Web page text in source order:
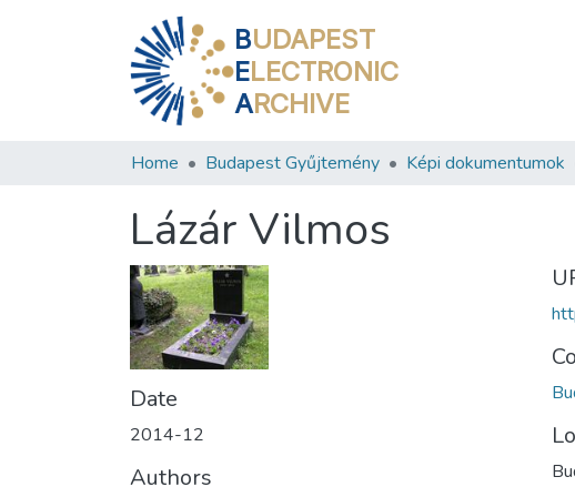
BUDAPEST
ELECTRONIC
ARCHIVE
Home Budapest Gyűjtemény Képi dokumentumok
Lázár Vilmos
Date
2014-12
Authors